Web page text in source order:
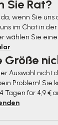
Sie Rat?
da, wenn Sie
im Chat in
wählen Sie
Größe
Auswahl nicht
Problem! Sie
Tagen für 4,9 €